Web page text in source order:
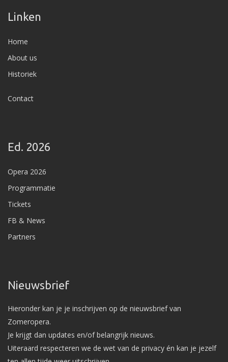
Linken
Home
About us
Historiek
Contact
Ed. 2026
Opera 2026
Programmatie
Tickets
FB & News
Partners
Nieuwsbrief
Hieronder kan je je inschrijven op de nieuwsbrief van
Zomeropera.
Je krijgt dan updates en/of belangrijk nieuws.
Uiteraard respecteren we de wet van de privacy én kan je jezelf